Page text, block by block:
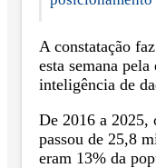
A constatação
esta semana
inteligência de
De 2016 a 2025,
passou de 25,8
eram 13% da